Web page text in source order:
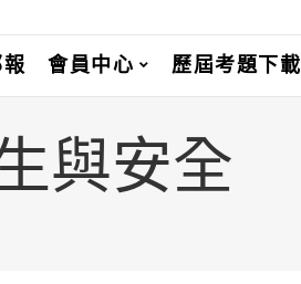
會員中心 歷屆考題下載
與安全